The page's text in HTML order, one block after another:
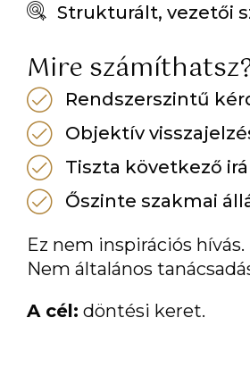
Strukturált, vezetői
Mire
Rendszerszintű
Objektív
Tiszta következő
Őszinte szakmai
Ez nem inspirációs hívás.
Nem általános
A cél: döntési keret.